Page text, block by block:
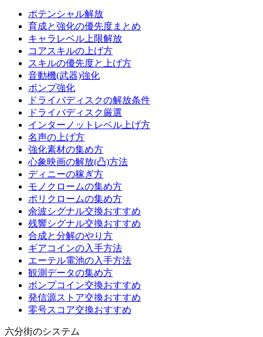
ポテンシャル解放
育成と強化の優先度まとめ
キャラレベル上限解放
コアスキルの上げ方
スキルの優先度と上げ方
音動機(武器)強化
ボンプ強化
ドライバディスクの解放条件
ドライバディスク厳選
インターノットレベル上げ方
名声の上げ方
強化素材の集め方
心象映画の解放(凸)方法
ディニーの稼ぎ方
モノクロームの集め方
ポリクロームの集め方
余波シグナル交換おすすめ
残響シグナル交換おすすめ
合成と分解のやり方
ギアコインの入手方法
エーテル電池の入手方法
観測データの集め方
ボンプコイン交換おすすめ
発信源ストア交換おすすめ
零号スコア交換おすすめ
六分街のシステム